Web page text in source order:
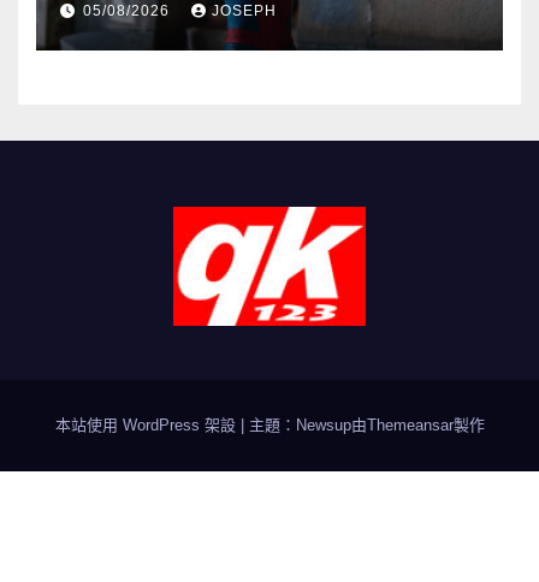
05/08/2026 JOSEPH
本站使用 WordPress 架設 主題：Newsup由Themeansar製作